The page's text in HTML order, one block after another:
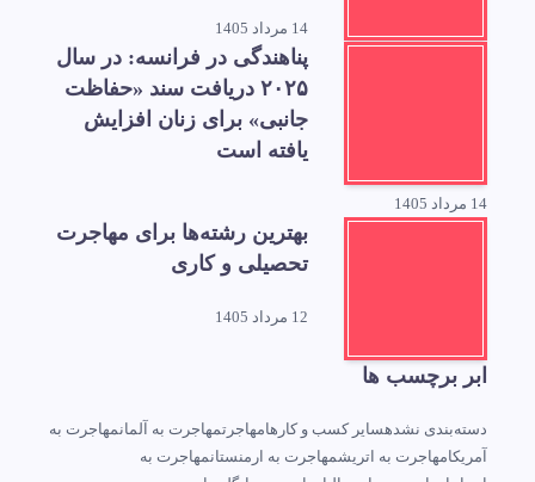
14 مرداد 1405
پناهندگی در فرانسه: در سال
۲۰۲۵ دریافت سند «حفاظت
جانبی» برای زنان افزایش
یافته است
14 مرداد 1405
بهترین رشته‌ها برای مهاجرت
تحصیلی و کاری
12 مرداد 1405
ابر برچسب ها
دسته‌بندی نشدهسایر کسب و کارهامهاجرتمهاجرت به آلمانمهاجرت به
آمریکامهاجرت به اتریشمهاجرت به ارمنستانمهاجرت به